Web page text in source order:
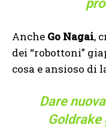
Anche Go Nagai,
dei “robottoni”
cosa e ansioso di
Dare
Goldrake